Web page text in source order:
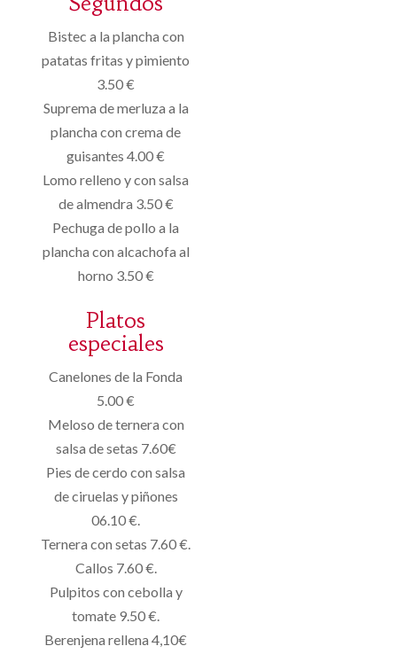
Bistec a la plancha con
patatas fritas y pimiento
3.50 €
Suprema de merluza a la
plancha con crema de
guisantes 4.00 €
Lomo relleno y con salsa
de almendra 3.50 €
Pechuga de pollo a la
plancha con alcachofa al
horno 3.50 €
Platos
especiales
Canelones de la Fonda
5.00 €
Meloso de ternera con
salsa de setas 7.60€
Pies de cerdo con salsa
de ciruelas y piñones
06.10 €.
Ternera con setas 7.60 €.
Callos 7.60 €.
Pulpitos con cebolla y
tomate 9.50 €.
Berenjena rellena 4,10€